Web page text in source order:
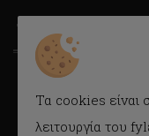
ΤΡΟΠΟΙ
Με Courier εύκολα
Δυνατότητα
Τα cookies είναι
λειτουργία του